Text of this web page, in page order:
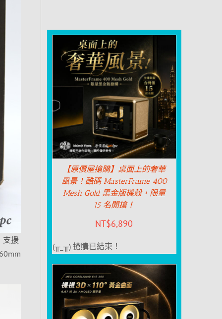
支援
【原價屋搶購】桌面上的奢華
風景！酷碼 MasterFrame 400
Mesh Gold 黑金版機殼，限量
15 名開搶！
NT$6,890
(╥_╥) 搶購已結束！